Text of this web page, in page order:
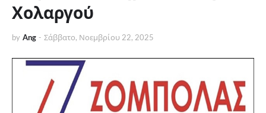
Χολαργού
by Ang - Σάββατο, Νοεμβρίου 22, 2025